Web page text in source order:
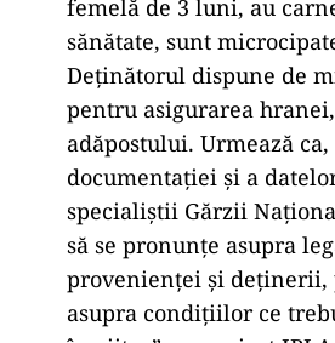
femelă de 3 luni, au
sănătate, sunt
Deținătorul dispune de
pentru asigurarea
adăpostului. Urmează ca,
documentației și a
specialiștii Gărzii
să se pronunțe asupra
provenienței și deținerii,
asupra condițiilor ce